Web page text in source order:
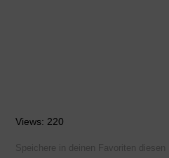
Views: 220
Speichere in deinen Favoriten diesen